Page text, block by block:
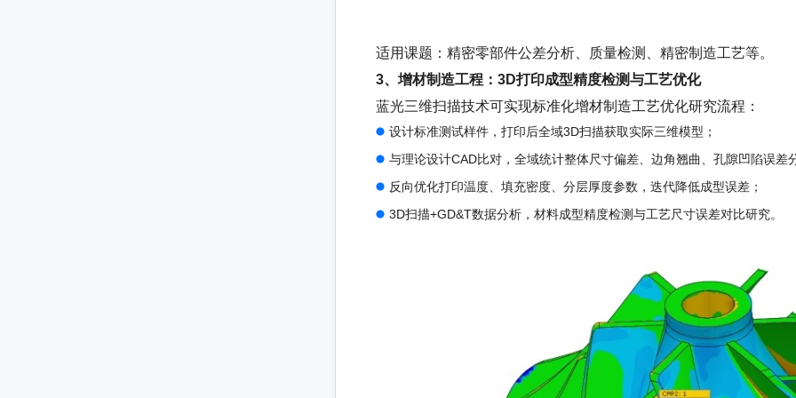
适用课题：精密零部件公差分析、质量检测、精密制造工艺等。
3、增材制造工程：3D打印成型精度检测与工艺优化
蓝光三维扫描技术可实现标准化增材制造工艺优化研究流程：
设计标准测试样件，打印后全域3D扫描获取实际三维模型；
与理论设计CAD比对，全域统计整体尺寸偏差、边角翘曲、孔隙凹陷误差
反向优化打印温度、填充密度、分层厚度参数，迭代降低成型误差；
3D扫描+GD&T数据分析，材料成型精度检测与工艺尺寸误差对比研究。